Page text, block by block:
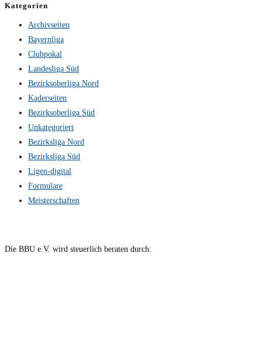
Kategorien
Archivseiten
Bayernliga
Clubpokal
Landesliga Süd
Bezirksoberliga Nord
Kaderseiten
Bezirksoberliga Süd
Unkategoriert
Bezirksliga Nord
Bezirksliga Süd
Ligen-digital
Formulare
Meisterschaften
Die BBU e.V. wird steuerlich beraten durch: